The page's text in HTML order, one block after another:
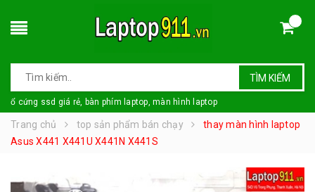
TÌM KIẾM
ổ cứng ssd giá rẻ, bàn phím laptop, màn hình laptop
Trang chủ top sản phẩm bán chạy
thay màn hình laptop
Asus X441 X441U X441N X441S